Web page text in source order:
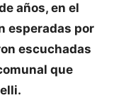
años, en el
esperadas por
escuchadas
que